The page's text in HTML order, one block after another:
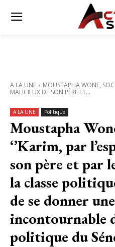
A LA UNE
MOUSTAPHA WONE,
MALICIEUX DE SON PÈRE ET...
A LA UNE Politique
Moustapha
‘’Karim, par
son père et par
la classe
de se donner
incontournable
politique du